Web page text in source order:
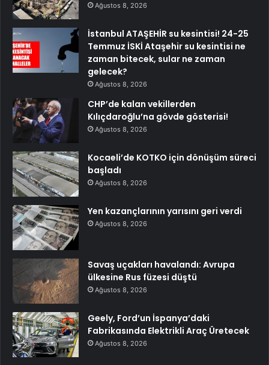
Ağustos 8, 2026
İstanbul ATAŞEHİR su kesintisi! 24-25
Temmuz İSKİ Ataşehir su kesintisi ne
zaman bitecek, sular ne zaman
gelecek?
Ağustos 8, 2026
CHP’de kalan vekillerden
Kılıçdaroğlu’na gövde gösterisi!
Ağustos 8, 2026
Kocaeli’de KOTKO için dönüşüm süreci
başladı
Ağustos 8, 2026
Yen kazançlarının yarısını geri verdi
Ağustos 8, 2026
Savaş uçakları havalandı: Avrupa
ülkesine Rus füzesi düştü
Ağustos 8, 2026
Geely, Ford’un İspanya’daki
Fabrikasında Elektrikli Araç Üretecek
Ağustos 8, 2026